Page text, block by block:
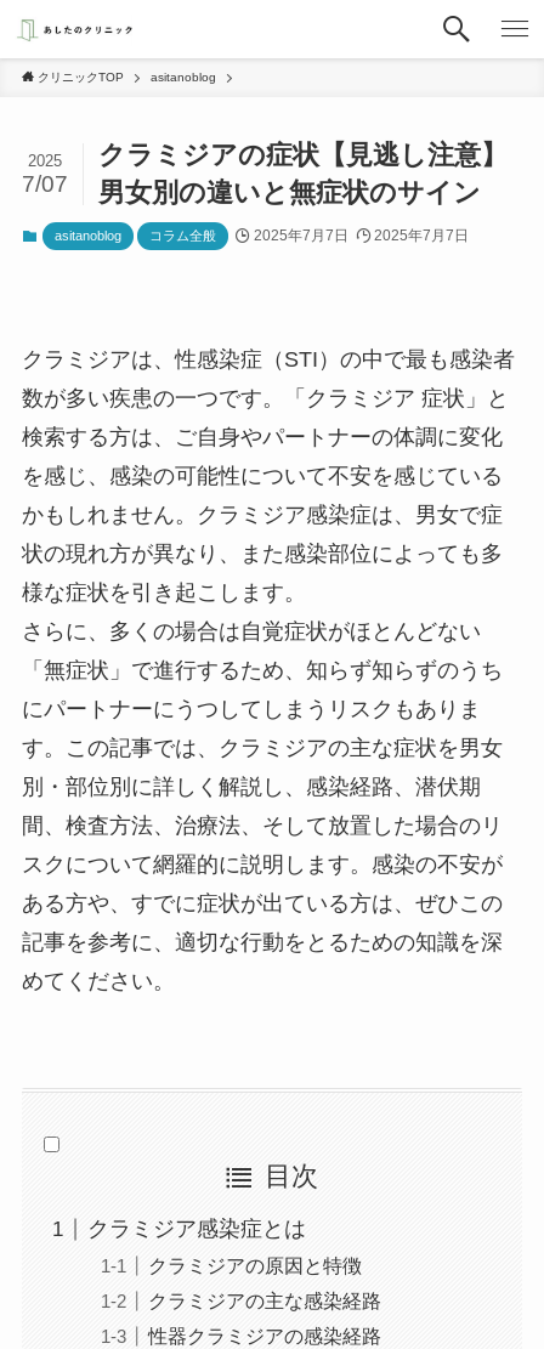
クリニックTOP asitanoblog
クラミジアの症状【見逃し注意】
男女別の違いと無症状のサイン
2025
7/07
asitanoblog コラム全般 2025年7月7日 2025年7月7日
クラミジアは、性感染症（STI）の中で最も感染者
数が多い疾患の一つです。「クラミジア 症状」と
検索する方は、ご自身やパートナーの体調に変化
を感じ、感染の可能性について不安を感じている
かもしれません。クラミジア感染症は、男女で症
状の現れ方が異なり、また感染部位によっても多
様な症状を引き起こします。
さらに、多くの場合は自覚症状がほとんどない
「無症状」で進行するため、知らず知らずのうち
にパートナーにうつしてしまうリスクもありま
す。この記事では、クラミジアの主な症状を男女
別・部位別に詳しく解説し、感染経路、潜伏期
間、検査方法、治療法、そして放置した場合のリ
スクについて網羅的に説明します。感染の不安が
ある方や、すでに症状が出ている方は、ぜひこの
記事を参考に、適切な行動をとるための知識を深
めてください。
目次
クラミジア感染症とは
クラミジアの原因と特徴
クラミジアの主な感染経路
性器クラミジアの感染経路